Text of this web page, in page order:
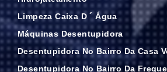
Limpeza Caixa D ´ Água
Máquinas Desentupidora
Desentupidora No Bairro Da Casa
Desentupidora No Bairro Da